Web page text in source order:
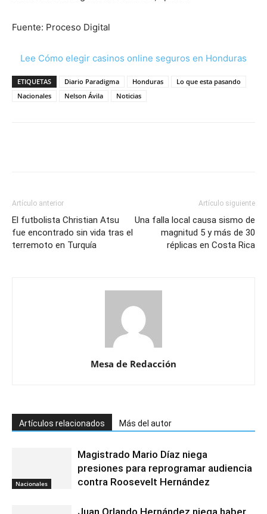
Fuente: Proceso Digital
Lee Cómo elegir casinos online seguros en Honduras
ETIQUETAS Diario Paradigma Honduras
Lo que esta pasando
Nacionales
Nelson Ávila Noticias
Artículo anterior
El futbolista Christian Atsu
fue encontrado sin vida tras el
terremoto en Turquía
Artículo siguiente
Una falla local causa sismo de
magnitud 5 y más de 30
réplicas en Costa Rica
Mesa de Redacción
Artículos relacionados Más del autor
Nacionales
Magistrado Mario Díaz niega
presiones para reprogramar audiencia
contra Roosevelt Hernández
Juan Orlando Hernández niega haber